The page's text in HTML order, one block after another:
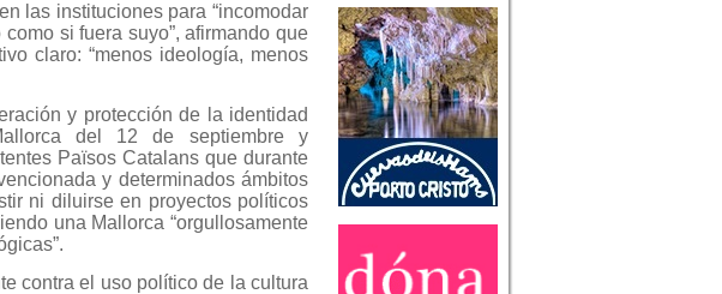
las instituciones para “incomodar
si fuera suyo”, afirmando que
claro: “menos ideología, menos
y protección de la identidad
del 12 de septiembre y
Països Catalans que durante
y determinados ámbitos
ni diluirse en proyectos políticos
una Mallorca “orgullosamente
contra el uso político de la cultura